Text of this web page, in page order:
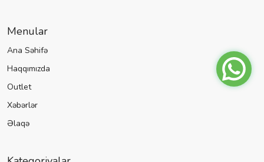
Menular
Ana Səhifə
Haqqımızda
Outlet
Xəbərlər
Əlaqə